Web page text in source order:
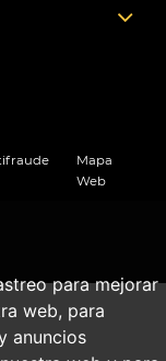
para mejorar
web, para
anuncios
Mapa
Web